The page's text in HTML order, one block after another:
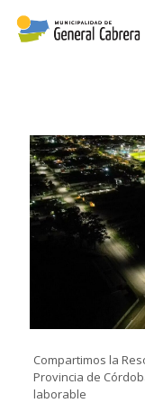
Compartimos la
Provincia de
laborable